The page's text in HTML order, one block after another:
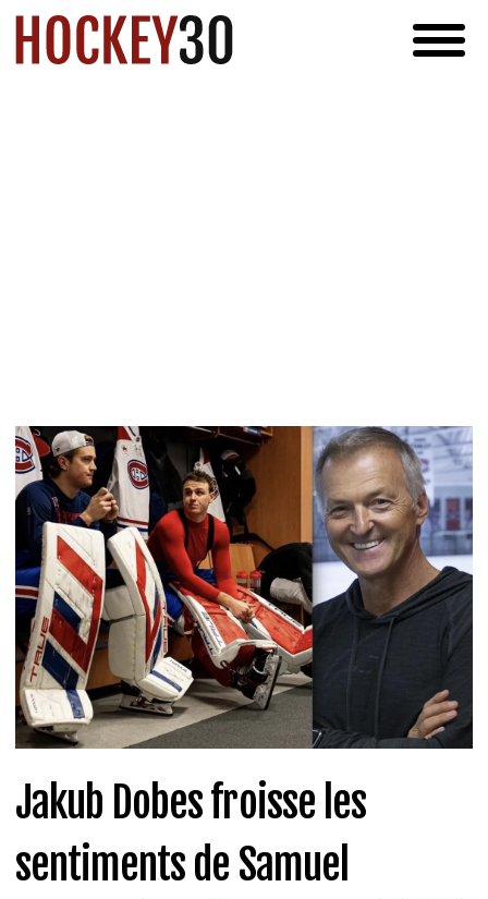
Jakub Dobes froisse les
sentiments de Samuel